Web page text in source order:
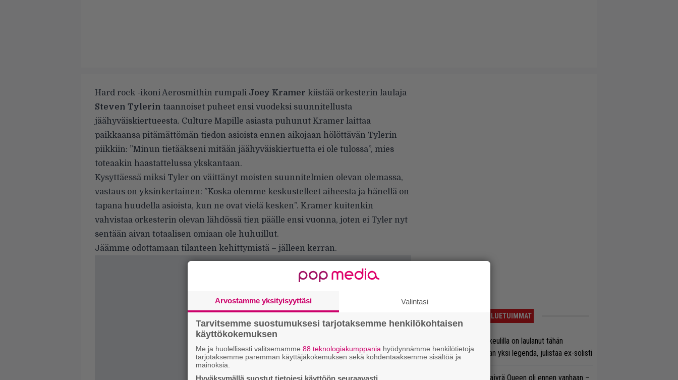
Hard rock -ikoni Aerosmithin rumpali Joey Kramer kiistää orkesterin laulaja
Steven Tylerin taannoiset puheet ensi vuodeksi suunnitellusta
jäähyväiskiertueesta. Culture Mapille asiasta puhunut Kramer laittaa
paikkaansa pitämättömän tiedon asioista ennen aikojaan hölöttävän Tylerin
piikkiin: ”Minun tietääkseni mitään jäähyväiskiertuetta ei ole tulossa”, mies
toteaakin haastattelussa ykskantaan.
Kysyttäessä miksi Tyler on väittänyt moisten suunnitelmien olevan olemassa,
vastaus on yksinkertainen: ”Koska olemme keskustelleet aiheesta ja hänellä on
tapana huudella asioista, kun ne ovat vielä kesken”. Kramer kuitenkin
vahvistaa orkesterin olevan lähdössä tien päälle ensi vuonna, joten ei Tyler nyt
sentään aivan totaalisen omiaan ole huhuillut.
Jäämme odottamaan tilanteen kehittymistä – jälleen kerran.
LUETUIMMAT
Iron Maidenin keulilla on laulanut tähän
mennessä tasan yksi legenda, julistaa ex-solisti
Tällainen keikkajyrä Queen oli ennen vanhaan –
Arvostamme yksityisyyttäsi Valintasi
Tarvitsemme suostumuksesi tarjotaksemme henkilökohtaisen
käyttökokemuksen
Me ja huolellisesti valitsemamme 88 teknologiakumppania hyödynnämme henkilötietoja
tarjotaksemme paremman käyttäjäkokemuksen sekä kohdentaaksemme sisältöä ja
mainoksia.
Hyväksymällä suostut tietojesi käyttöön seuraavasti